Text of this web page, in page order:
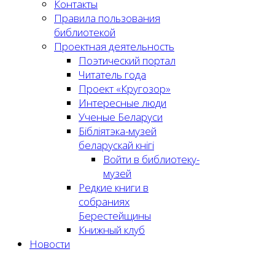
Контакты
Правила пользования
библиотекой
Проектная деятельность
Поэтический портал
Читатель года
Проект «Кругозор»
Интересные люди
Ученые Беларуси
Бібліятэка-музей
беларускай кнігі
Войти в библиотеку-
музей
Редкие книги в
собраниях
Берестейщины
Книжный клуб
Новости